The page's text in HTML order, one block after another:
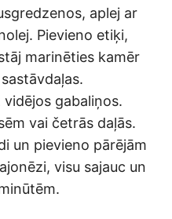
aplej ar
Pievieno etiķi,
marinēties kamēr
gabaliņos.
vai četrās daļās.
un pievieno pārējām
visu sajauc un